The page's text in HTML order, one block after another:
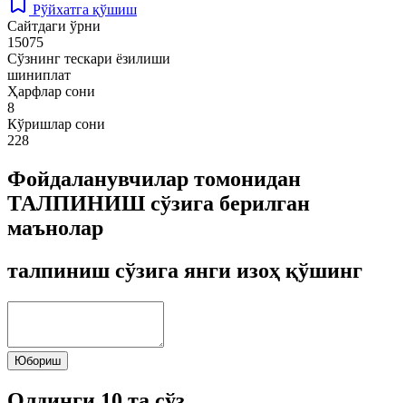
Рўйхатга қўшиш
Сайтдаги ўрни
15075
Сўзнинг тескари ёзилиши
шиниплат
Ҳарфлар сони
8
Кўришлар сони
228
Фойдаланувчилар томонидан
ТАЛПИНИШ сўзига берилган
маънолар
талпиниш сўзига янги изоҳ қўшинг
Юбориш